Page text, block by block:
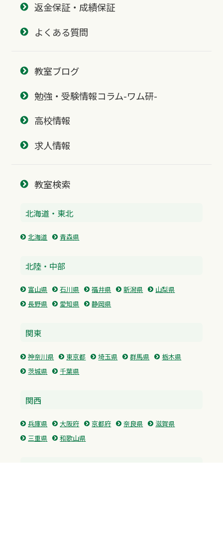
返金保証・成績保証
よくある質問
教室ブログ
勉強・受験情報コラム-ワム研-
高校情報
求人情報
教室検索
北海道・東北
北海道 青森県
北陸・中部
富山県 石川県 福井県 新潟県
山梨県
長野県
愛知県 静岡県
関東
神奈川県 東京都 埼玉県 群馬県
栃木県
茨城県
千葉県
関西
兵庫県 大阪府 京都府 奈良県
滋賀県
三重県
和歌山県